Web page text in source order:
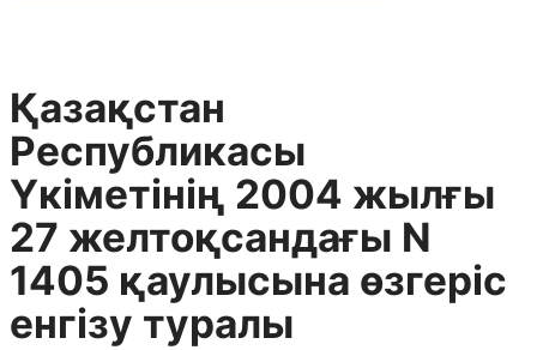
Қазақстан
Республикасы
Yкiметiнiң 2004 жылғы
27 желтоқсандағы N
1405 қаулысына өзгерiс
енгiзу туралы